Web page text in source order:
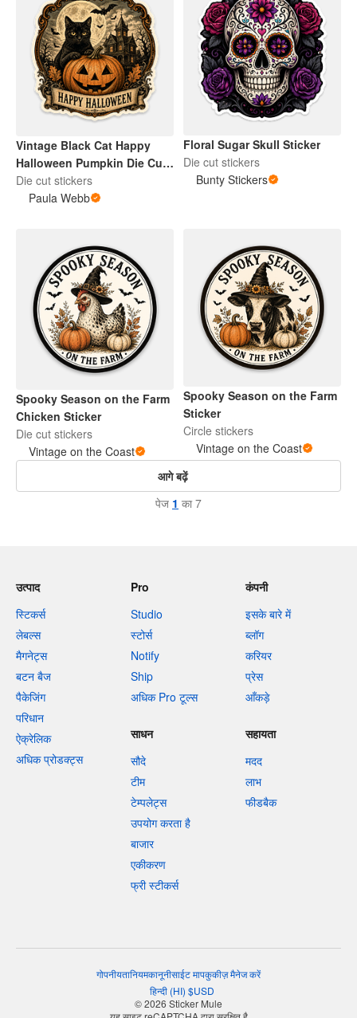
Vintage Black Cat Happy
Halloween Pumpkin Die Cut
Sticker
Die cut stickers
Paula Webb
Floral Sugar Skull Sticker
Die cut stickers
Bunty Stickers
Spooky Season on the Farm
Chicken Sticker
Die cut stickers
Vintage on the Coast
Spooky Season on the Farm
Sticker
Circle stickers
Vintage on the Coast
आगे बढ़ें
पेज 1 का 7
उत्पाद
स्टिकर्स
लेबल्स
मैगनेट्स
बटन बैज
पैकेजिंग
परिधान
ऐक्रेलिक
अधिक प्रोडक्ट्स
Pro
Studio
स्टोर्स
Notify
Ship
अधिक Pro टूल्स
कंपनी
इसके बारे में
ब्लॉग
करियर
प्रेस
आँकड़े
साधन
सौदे
टीम
टेम्पलेट्स
उपयोग करता है
बाजार
एकीकरण
फ्री स्टीकर्स
सहायता
मदद
लाभ
फीडबैक
गोपनीयतानियमकानूनीसाईट मापकुकीज़ मैनेज करें
हिन्दी(HI) $USD
© 2026 Sticker Mule